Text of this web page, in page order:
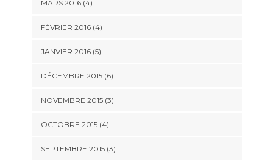
MARS 2016(4)
FÉVRIER 2016(4)
JANVIER 2016(5)
DÉCEMBRE 2015(6)
NOVEMBRE 2015(3)
OCTOBRE 2015(4)
SEPTEMBRE 2015(3)